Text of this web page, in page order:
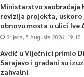
Ministarstvo saobraćaja
revizija projekta, uskoro
obnovu mosta u ulici Ive
Srijeda, 5 Augusta 2026, 19:18
Avdić u Vijećnici primio
Sarajevo i građani su
zahvalni